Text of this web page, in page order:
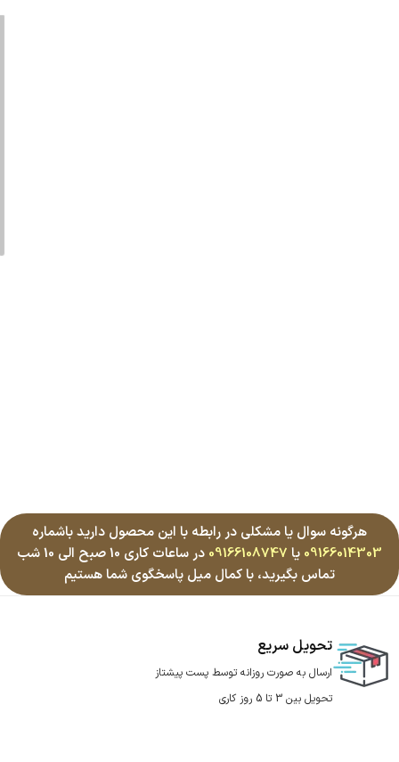
هرگونه سوال یا مشکلی در رابطه با این محصول دارید باشماره
09166014303 یا 09166108747
در ساعات کاری 10 صبح الی 10 شب
تماس بگیرید، با کمال میل پاسخگوی شما هستیم
تحویل سریع
ارسال به صورت روزانه توسط پست پیشتاز
تحویل بین 3 تا 5 روز کاری